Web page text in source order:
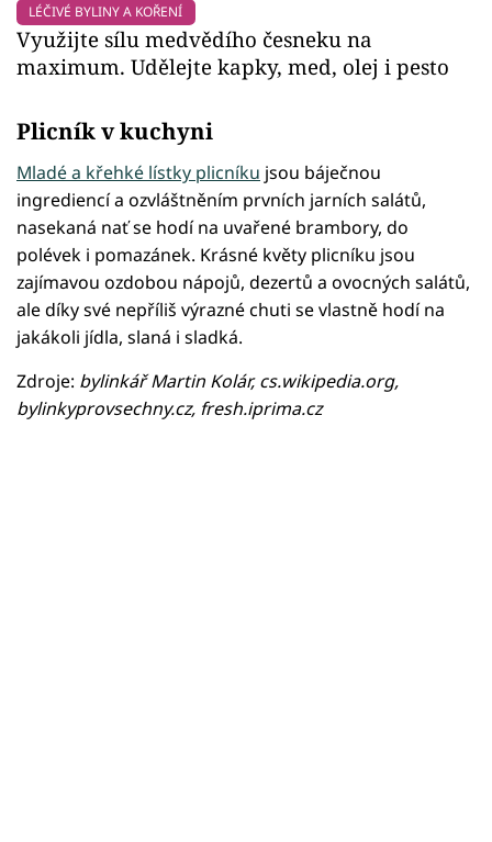
LÉČIVÉ BYLINY A KOŘENÍ
Využijte sílu medvědího česneku na
maximum. Udělejte kapky, med, olej i pesto
Plicník v kuchyni
Mladé a křehké lístky plicníku jsou báječnou
ingrediencí a ozvláštněním prvních jarních salátů,
nasekaná nať se hodí na uvařené brambory, do
polévek i pomazánek. Krásné květy plicníku jsou
zajímavou ozdobou nápojů, dezertů a ovocných salátů,
ale díky své nepříliš výrazné chuti se vlastně hodí na
jakákoli jídla, slaná i sladká.
Zdroje: bylinkář Martin Kolár, cs.wikipedia.org,
bylinkyprovsechny.cz, fresh.iprima.cz